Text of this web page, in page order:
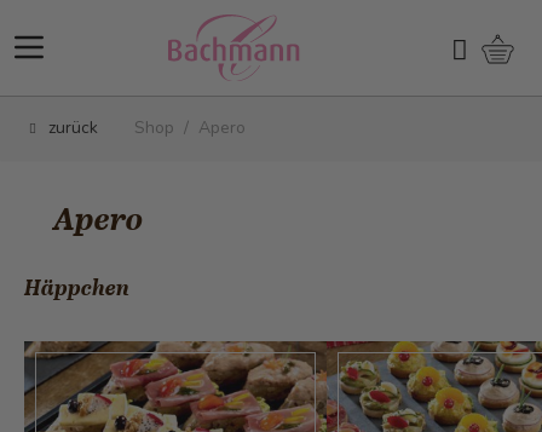
Suchen
zurück Shop / Apero
Apero
Häppchen